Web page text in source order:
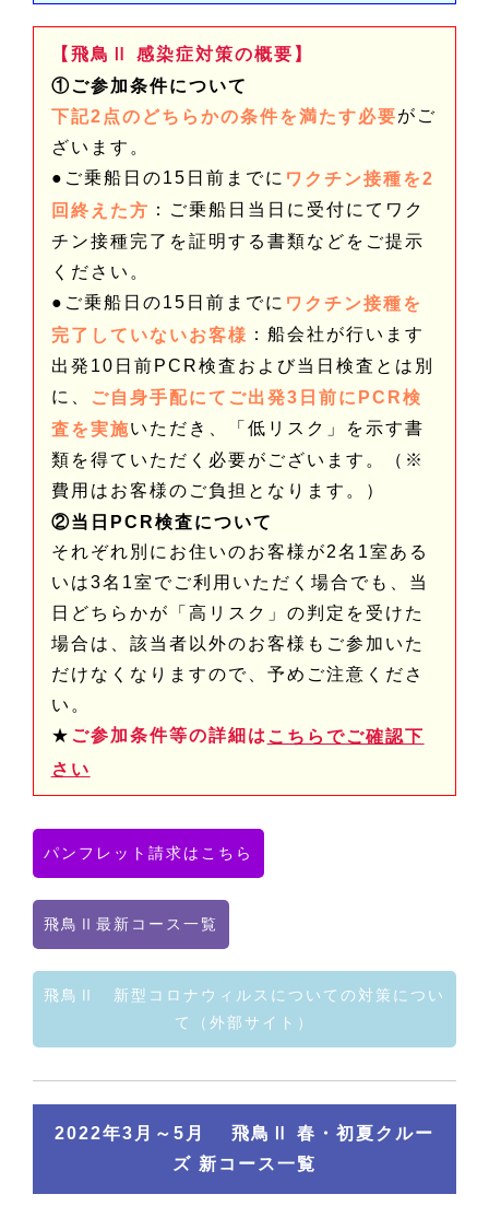
【飛鳥Ⅱ 感染症対策の概要】
①ご参加条件について
下記2点のどちらかの条件を満たす必要がご
ざいます。
●ご乗船日の15日前までに ワクチン接種を2
回終えた方 ：ご乗船日当日に受付にてワク
チン接種完了を証明する書類などをご提示
ください。
●ご乗船日の15日前までに ワクチン接種を
完了していないお客様 ：船会社が行います
出発10日前PCR検査および当日検査とは別
に、
ご自身手配にてご出発3日前にPCR検
査を実施いただき、「低リスク」を示す書
類を得ていただく必要がございます。（※
費用はお客様のご負担となります。）
②当日PCR検査について
それぞれ別にお住いのお客様が2名1室ある
いは3名1室でご利用いただく場合でも、当
日どちらかが「高リスク」の判定を受けた
場合は、該当者以外のお客様もご参加いた
だけなくなりますので、予めご注意くださ
い。
★ ご参加条件等の詳細は こちらでご確認下
さい
パンフレット請求はこちら
飛鳥Ⅱ最新コース一覧
飛鳥Ⅱ 新型コロナウィルスについての対策につい
て（外部サイト）
2022年3月～5月 飛鳥Ⅱ 春・初夏クルー
ズ 新コース一覧